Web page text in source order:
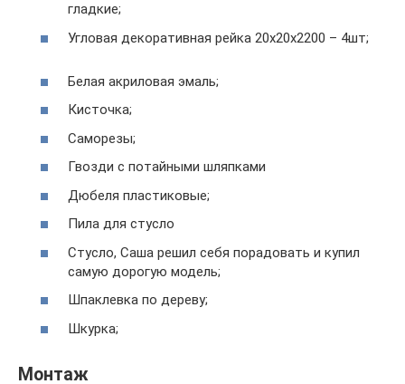
гладкие;
Угловая декоративная рейка 20х20х2200 – 4шт;
Белая акриловая эмаль;
Кисточка;
Саморезы;
Гвозди с потайными шляпками
Дюбеля пластиковые;
Пила для стусло
Стусло, Саша решил себя порадовать и купил
самую дорогую модель;
Шпаклевка по дереву;
Шкурка;
Монтаж